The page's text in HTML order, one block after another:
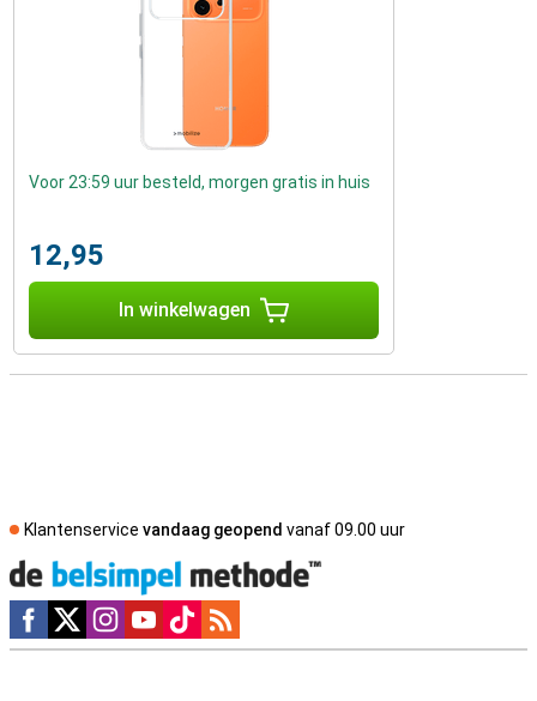
Voor 23:59 uur besteld, morgen gratis in huis
12,95
In winkelwagen
Klantenservice vandaag geopend vanaf 09.00 uur
Social media